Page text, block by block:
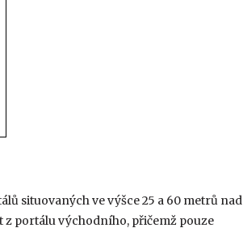
situovaných ve výšce 25 a 60 metrů nad
z portálu východního, přičemž pouze